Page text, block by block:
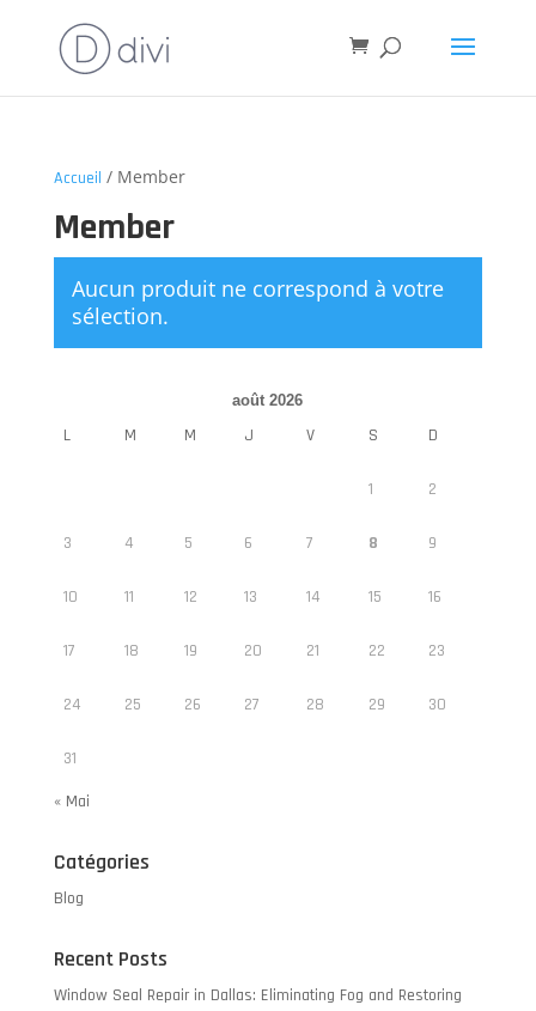
Accueil / Member
Member
Aucun produit ne correspond à votre
sélection.
août 2026
L M M J V S D
1 2
3 4 5 6 7 8 9
10 11 12 13 14 15 16
17 18 19 20 21 22 23
24 25 26 27 28 29 30
31
« Mai
Catégories
Blog
Recent Posts
Window Seal Repair in Dallas: Eliminating Fog and Restoring